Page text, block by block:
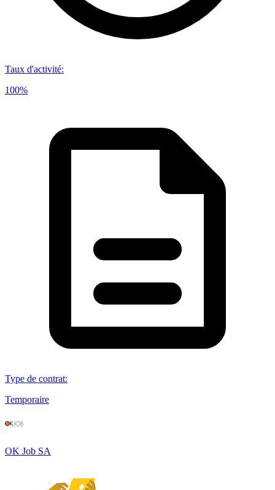
Taux d'activité:
100%
Type de contrat:
Temporaire
OK Job SA